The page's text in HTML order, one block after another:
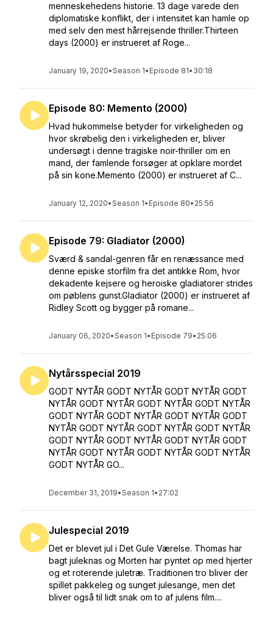
menneskehedens historie. 13 dage varede den
diplomatiske konflikt, der i intensitet kan hamle op
med selv den mest hårrejsende thriller.Thirteen
days (2000) er instrueret af Roge...
January 19, 2020•Season 1• Episode 81• 30:18
Episode 80: Memento (2000)
Hvad hukommelse betyder for virkeligheden og
hvor skrøbelig den i virkeligheden er, bliver
undersøgt i denne tragiske noir-thriller om en
mand, der famlende forsøger at opklare mordet
på sin kone.Memento (2000) er instrueret af C...
January 12, 2020•Season 1• Episode 80• 25:56
Episode 79: Gladiator (2000)
Sværd & sandal-genren får en renæssance med
denne episke storfilm fra det antikke Rom, hvor
dekadente kejsere og heroiske gladiatorer strides
om pøblens gunst.Gladiator (2000) er instrueret af
Ridley Scott og bygger på romane...
January 06, 2020•Season 1• Episode 79• 25:06
Nytårsspecial 2019
GODT NYTÅR GODT NYTÅR GODT NYTÅR GODT
NYTÅR GODT NYTÅR GODT NYTÅR GODT NYTÅR
GODT NYTÅR GODT NYTÅR GODT NYTÅR GODT
NYTÅR GODT NYTÅR GODT NYTÅR GODT NYTÅR
GODT NYTÅR GODT NYTÅR GODT NYTÅR GODT
NYTÅR GODT NYTÅR GODT NYTÅR GODT NYTÅR
GODT NYTÅR GO...
December 31, 2019•Season 1• 27:02
Julespecial 2019
Det er blevet jul i Det Gule Værelse. Thomas har
bagt juleknas og Morten har pyntet op med hjerter
og et roterende juletræ. Traditionen tro bliver der
spillet pakkeleg og sunget julesange, men det
bliver også til lidt snak om to af julens film....